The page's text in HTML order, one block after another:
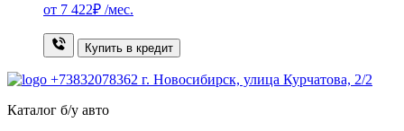
от 7 422₽ /мес.
Купить в кредит
+73832078362 г. Новосибирск, улица Курчатова, 2/2
Каталог б/у авто